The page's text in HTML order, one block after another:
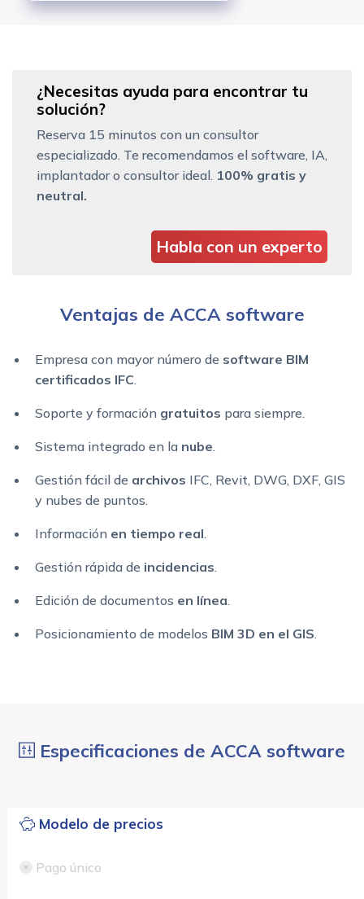
¿Necesitas ayuda para encontrar tu
solución?
Reserva 15 minutos con un consultor
especializado. Te recomendamos el software, IA,
implantador o consultor ideal. 100% gratis y
neutral.
Habla con un experto
Ventajas de ACCA software
Empresa con mayor número de software BIM
certificados IFC
Soporte y formación gratuitos para siempre.
Sistema integrado en la nube
Gestión fácil de archivos IFC, Revit, DWG, DXF, GIS
y nubes de puntos.
Información en tiempo real
Gestión rápida de incidencias
Edición de documentos en línea
Posicionamiento de modelos BIM 3D en el GIS
Especificaciones de ACCA software
Modelo de precios
Pago único